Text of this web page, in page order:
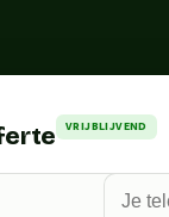
VRIJBLIJVEND